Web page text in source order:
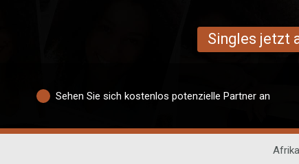
Singles jetzt
Sehen Sie sich kostenlos potenzielle Partner an